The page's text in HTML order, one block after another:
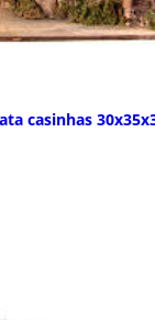
casinhas